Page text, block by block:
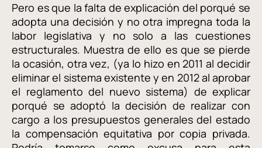
Pero es que la falta de explicación del porqué se
adopta una decisión y no otra impregna toda la
labor legislativa y no solo a las cuestiones
estructurales. Muestra de ello es que se pierde
la ocasión, otra vez, (ya lo hizo en 2011 al decidir
eliminar el sistema existente y en 2012 al aprobar
el reglamento del nuevo sistema) de explicar
porqué se adoptó la decisión de realizar con
cargo a los presupuestos generales del estado
la compensación equitativa por copia privada.